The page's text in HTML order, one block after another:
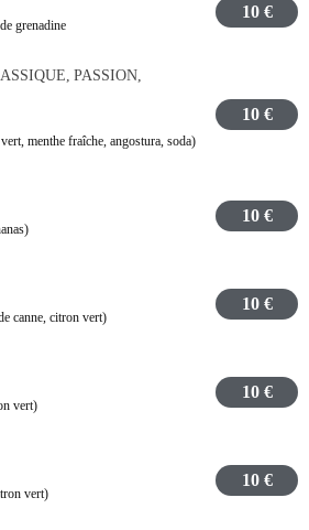
grenadine
10 €
PASSION,
menthe fraîche, angostura, soda)
10 €
10 €
canne, citron vert)
10 €
vert)
10 €
vert)
10 €